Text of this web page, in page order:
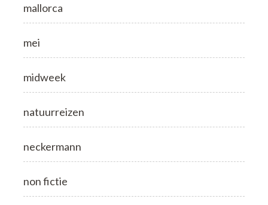
mallorca
mei
midweek
natuurreizen
neckermann
non fictie